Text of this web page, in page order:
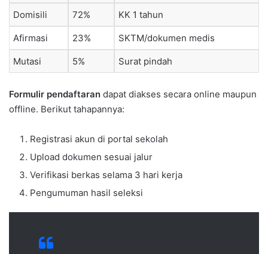
Domisili 72% KK 1 tahun
Afirmasi 23% SKTM/dokumen medis
Mutasi 5% Surat pindah
Formulir pendaftaran dapat diakses secara online maupun
offline. Berikut tahapannya:
Registrasi akun di portal sekolah
Upload dokumen sesuai jalur
Verifikasi berkas selama 3 hari kerja
Pengumuman hasil seleksi